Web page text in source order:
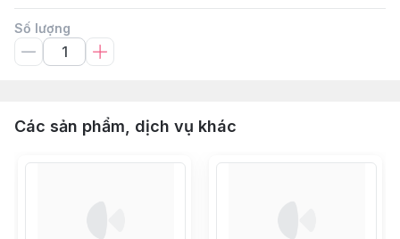
Số lượng
Các sản phẩm, dịch vụ khác